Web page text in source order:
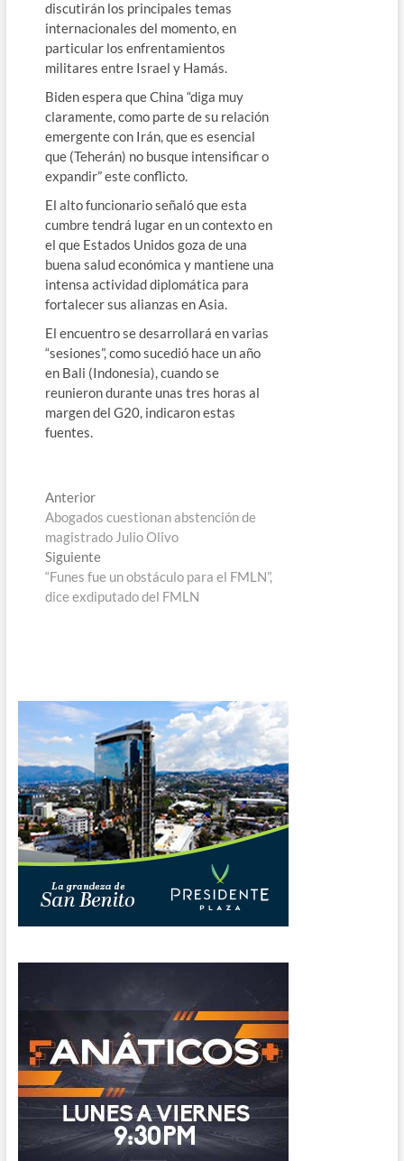
discutirán los principales temas
internacionales del momento, en
particular los enfrentamientos
militares entre Israel y Hamás.
Biden espera que China “diga muy
claramente, como parte de su relación
emergente con Irán, que es esencial
que (Teherán) no busque intensificar o
expandir” este conflicto.
El alto funcionario señaló que esta
cumbre tendrá lugar en un contexto en
el que Estados Unidos goza de una
buena salud económica y mantiene una
intensa actividad diplomática para
fortalecer sus alianzas en Asia.
El encuentro se desarrollará en varias
“sesiones”, como sucedió hace un año
en Bali (Indonesia), cuando se
reunieron durante unas tres horas al
margen del G20, indicaron estas
fuentes.
Navegación
de
entradas
AnteriorEntrada
anterior:
Abogados cuestionan abstención de
magistrado Julio Olivo
SiguienteEntrada
siguiente:
“Funes fue un obstáculo para el FMLN”,
dice exdiputado del FMLN